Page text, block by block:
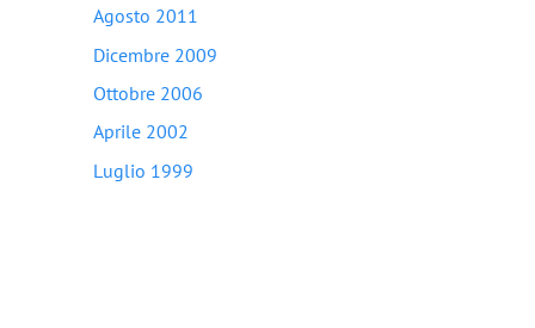
Agosto 2011
Dicembre 2009
Ottobre 2006
Aprile 2002
Luglio 1999